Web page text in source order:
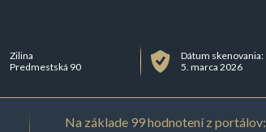
Zilina
Predmestská 90
Dátum skenovania:
5. marca 2026
Na základe 99 hodnotení z portálov: